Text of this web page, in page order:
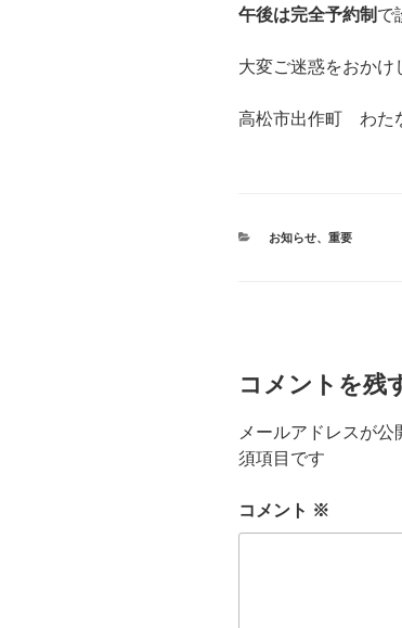
午後は完全予約制 で
大変ご迷惑をおかけ
高松市出作町 わた
カ
お知らせ、 重要
コメントを残
メールアドレスが公
須項目です
コメント ※